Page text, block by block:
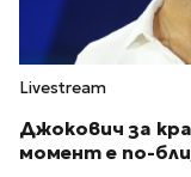
Livestream
Джокович за
момент е по-